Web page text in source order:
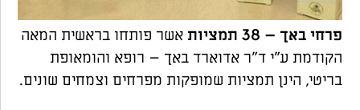
פרחי באך – 38 תמציות
אשר פותחו בראשית המאה
הקודמת ע"י ד"ר אדוארד באך – רופא והומאופת
בריטי, הינן תמציות שמופקות מפרחים וצמחים שונים.